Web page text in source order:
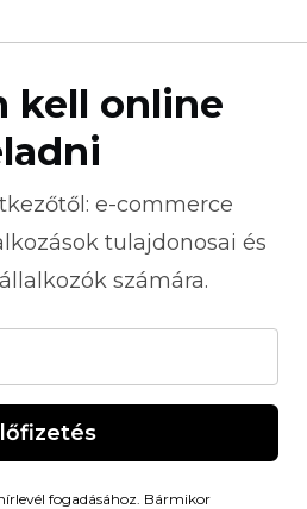
kell online
e-commerce
tulajdonosai és
számára.
fogadásához. Bármikor